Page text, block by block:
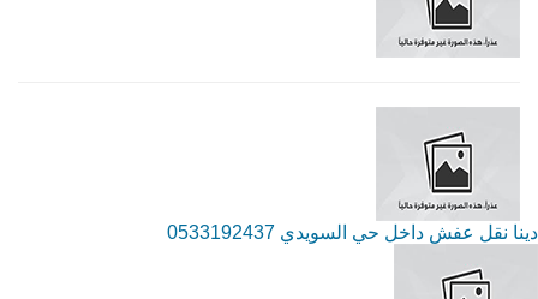
دينا نقل عفش داخل حي السويدي 0533192437